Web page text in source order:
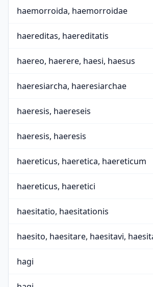
haemorroida, haemorroidae
haereditas, haereditatis
haereo, haerere, haesi, haesus
haeresiarcha, haeresiarchae
haeresis, haereseis
haeresis, haeresis
haereticus, haeretica, haereticum
haereticus, haeretici
haesitatio, haesitationis
haesito, haesitare, haesitavi,
hagi